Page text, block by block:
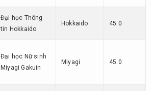
Đại học Thông
tin Hokkaido
Hokkaido 45.0
Đại học Nữ sinh
Miyagi Gakuin
Miyagi 45.0